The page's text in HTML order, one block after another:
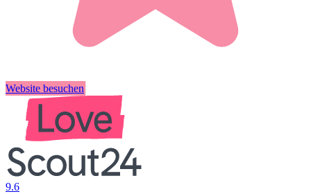
Website besuchen
9.6